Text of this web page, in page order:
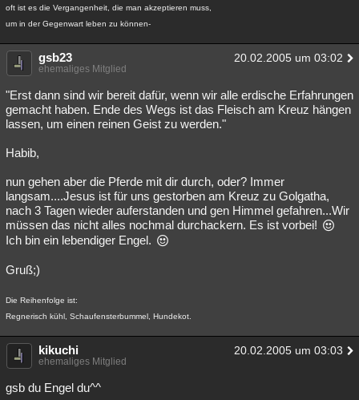
oft ist es die Vergangenheit, die man akzeptieren muss,
um in der Gegenwart leben zu können-
gsb23 20.02.2005 um 03:02
ehemaliges Mitglied
"Erst dann sind wir bereit dafür, wenn wir alle erdische Erfahrungen
gemacht haben. Ende des Wegs ist das Fleisch am Kreuz hängen
lassen, um einen reinen Geist zu werden."
Habib,
nun gehen aber die Pferde mit dir durch, oder? Immer
langsam....Jesus ist für uns gestorben am Kreuz zu Golgatha,
nach 3 Tagen wieder auferstanden und gen Himmel gefahren...Wir
müssen das nicht alles nochmal durchackern. Es ist vorbei!
Ich bin ein lebendiger Engel.
Gruß;)
Die Reihenfolge ist:
Regnerisch kühl, Schaufensterbummel, Hundekot.
kikuchi 20.02.2005 um 03:03
ehemaliges Mitglied
gsb du Engel du^^